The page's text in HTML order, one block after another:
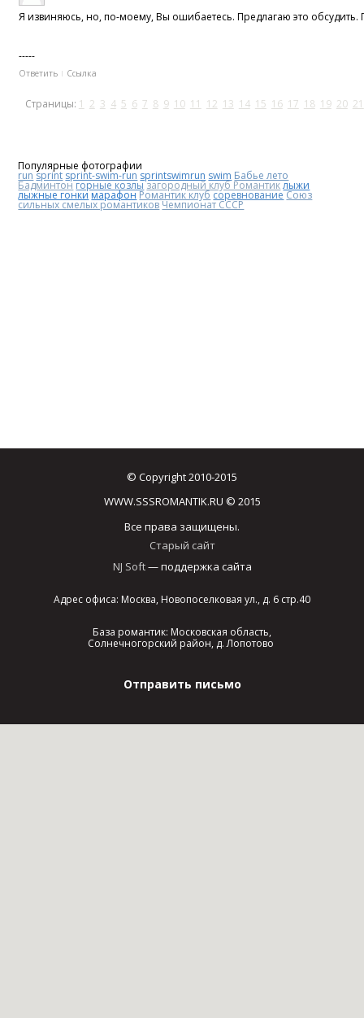
Я извиняюсь, но, по-моему, Вы ошибаетесь. Предлагаю это
-----
Ответить Ссылка
Страницы: 1 2 3 4 5 6 7 8 9 10 11 12 13 14 15 16 17 18 19 20 21
Популярные фотографии
run sprint sprint-swim-run sprintswimrun swim Бабье лето
Бадминтонгорные козлы загородный клуб Романтиклыжи
лыжные гонки марафонРомантик клубсоревнованиеСоюз
сильных смелых романтиковЧемпионат СССР
© Copyright 2010-2015
WWW.SSSROMANTIK.RU © 2015
Все права защищены.
Старый сайт
NJ Soft— поддержка сайта
Адрес офиса: Москва, Новопоселковая ул., д. 6 стр.40
База романтик: Московская область,
Солнечногорский район, д. Лопотово
Отправить письмо